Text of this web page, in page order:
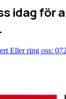
idag för
Eller ring oss: